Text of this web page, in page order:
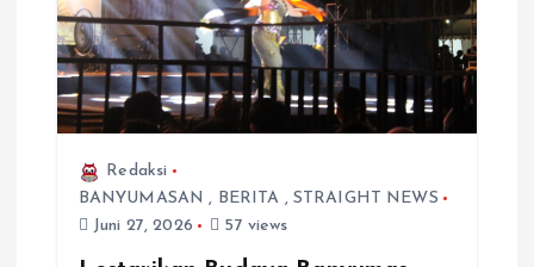
Redaksi
BANYUMASAN , BERITA , STRAIGHT NEWS
Juni 27, 2026
57 views